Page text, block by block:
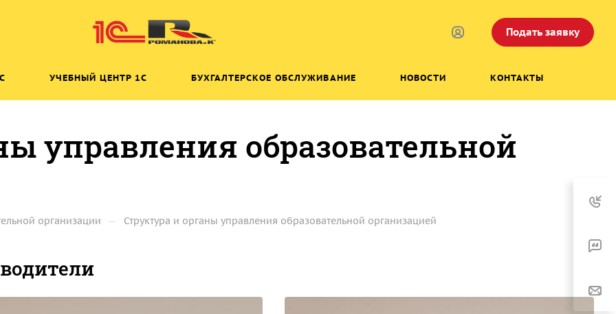
Подать заявку
УЧЕБНЫЙ ЦЕНТР 1C БУХГАЛТЕРСКОЕ ОБСЛУЖИВАНИЕ НОВОСТИ КОНТАКТЫ
управления образовательной
организации — Структура и органы управления образовательной организацией